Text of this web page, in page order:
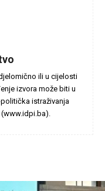
ili u cijelosti
izvora može biti u
istraživanja